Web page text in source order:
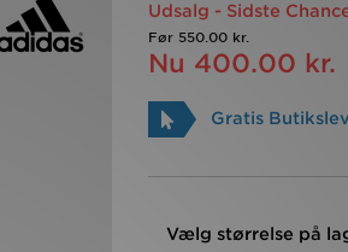
Udsalg - Sidste
Før 550.00 kr.
Nu 400.00 kr.
Gratis
Vælg størrelse på